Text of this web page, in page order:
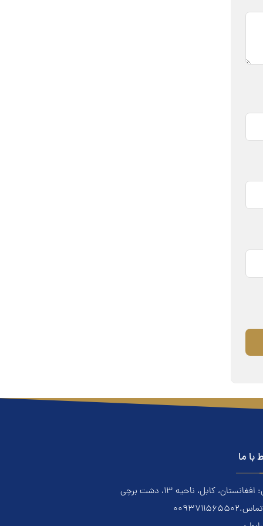
با ما
کابل، ناحیه ۱۳، دشت برچی